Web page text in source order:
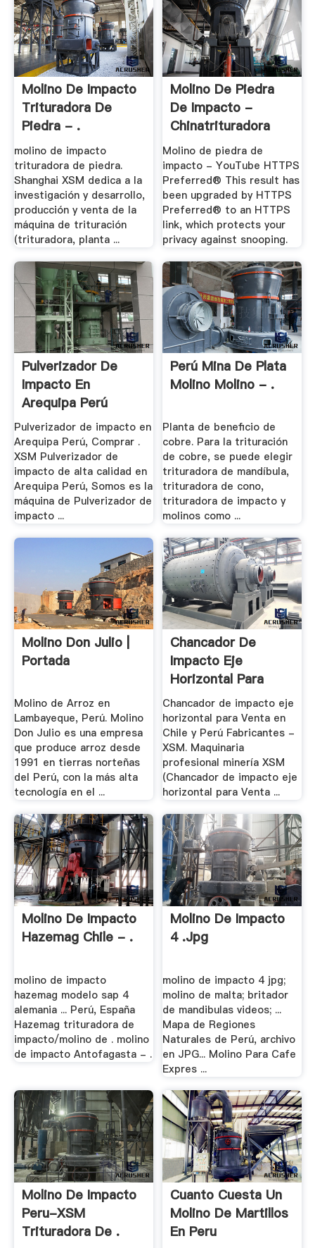
Molino De Impacto
Trituradora De
Piedra - .
molino de impacto
trituradora de piedra.
Shanghai XSM dedica a la
investigación y desarrollo,
producción y venta de la
máquina de trituración
(trituradora, planta ...
Molino De Piedra
De Impacto -
Chinatrituradora
Molino de piedra de
impacto - YouTube HTTPS
Preferred® This result has
been upgraded by HTTPS
Preferred® to an HTTPS
link, which protects your
privacy against snooping.
Pulverizador De
Impacto En
Arequipa Perú
Pulverizador de impacto en
Arequipa Perú, Comprar .
XSM Pulverizador de
impacto de alta calidad en
Arequipa Perú, Somos es la
máquina de Pulverizador de
impacto ...
Perú Mina De Plata
Molino Molino - .
Planta de beneficio de
cobre. Para la trituración
de cobre, se puede elegir
trituradora de mandíbula,
trituradora de cono,
trituradora de impacto y
molinos como ...
Molino Don Julio |
Portada
Molino de Arroz en
Lambayeque, Perú. Molino
Don Julio es una empresa
que produce arroz desde
1991 en tierras norteñas
del Perú, con la más alta
tecnología en el ...
Chancador De
Impacto Eje
Horizontal Para
Venta .
Chancador de impacto eje
horizontal para Venta en
Chile y Perú Fabricantes -
XSM. Maquinaria
profesional minería XSM
(Chancador de impacto eje
horizontal para Venta ...
Molino De Impacto
Hazemag Chile - .
molino de impacto
hazemag modelo sap 4
alemania ... Perú, España
Hazemag trituradora de
impacto/molino de . molino
de impacto Antofagasta - .
Molino De Impacto
4 .jpg
molino de impacto 4 jpg;
molino de malta; britador
de mandibulas videos; ...
Mapa de Regiones
Naturales de Perú, archivo
en JPG... Molino Para Cafe
Expres ...
Molino De Impacto
Peru-XSM
Trituradora De .
Cuanto Cuesta Un
Molino De Martillos
En Peru